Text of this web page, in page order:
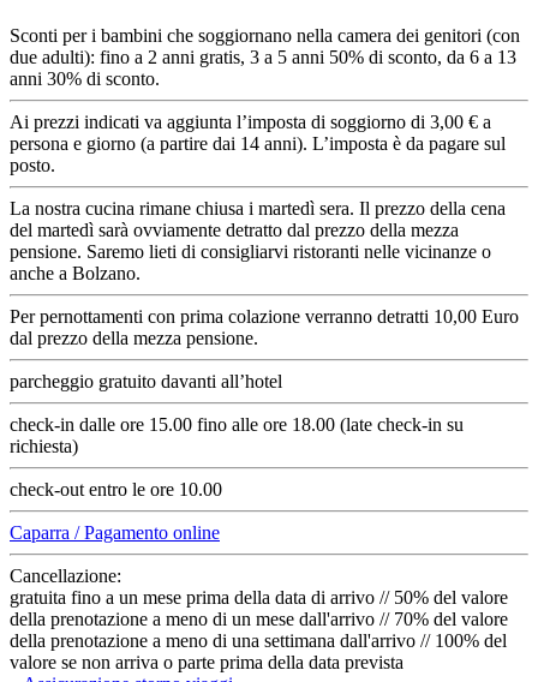
Sconti per i bambini che soggiornano nella camera dei genitori (con
due adulti): fino a 2 anni gratis, 3 a 5 anni 50% di sconto, da 6 a 13
anni 30% di sconto.
Ai prezzi indicati va aggiunta l’imposta di soggiorno di 3,00 € a
persona e giorno (a partire dai 14 anni). L’imposta è da pagare sul
posto.
La nostra cucina rimane chiusa i martedì sera. Il prezzo della cena
del martedì sarà ovviamente detratto dal prezzo della mezza
pensione. Saremo lieti di consigliarvi ristoranti nelle vicinanze o
anche a Bolzano.
Per pernottamenti con prima colazione verranno detratti 10,00 Euro
dal prezzo della mezza pensione.
parcheggio gratuito davanti all’hotel
check-in dalle ore 15.00 fino alle ore 18.00 (late check-in su
richiesta)
check-out entro le ore 10.00
Caparra / Pagamento online
Cancellazione:
gratuita fino a un mese prima della data di arrivo // 50% del valore
della prenotazione a meno di un mese dall'arrivo // 70% del valore
della prenotazione a meno di una settimana dall'arrivo // 100% del
valore se non arriva o parte prima della data prevista